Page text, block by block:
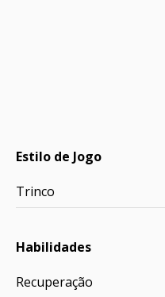
Estilo de Jogo
Trinco
Habilidades
Recuperação